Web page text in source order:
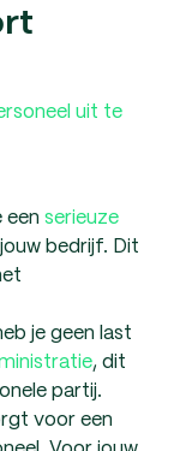
uit te
serieuze
bedrijf. Dit
je geen last
, dit
partij.
voor een